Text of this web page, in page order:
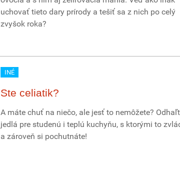
uchovať tieto dary prírody a tešiť sa z nich po celý
zvyšok roka?
INÉ
Ste celiatik?
A máte chuť na niečo, ale jesť to nemôžete?
jedlá pre studenú i teplú kuchyňu, s ktorými to
a zároveň si pochutnáte!